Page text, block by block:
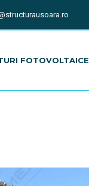
FOTOVOLTAICE